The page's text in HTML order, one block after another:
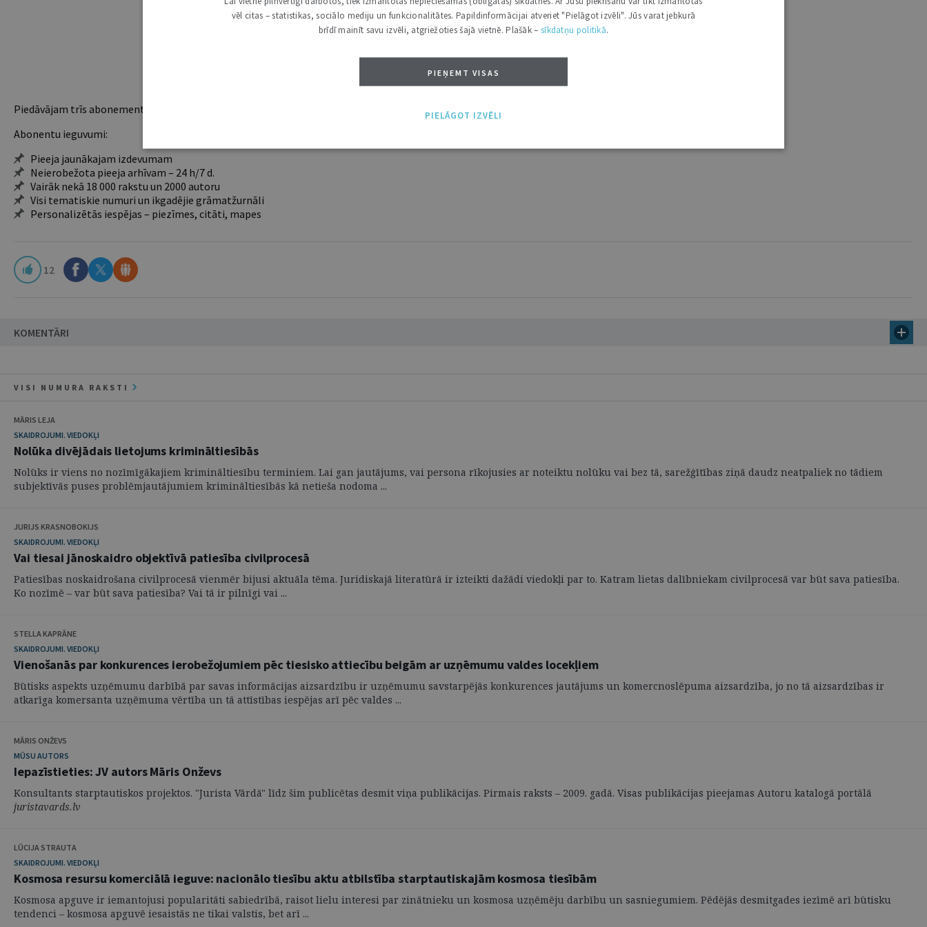
Ja vēl neesi abonents, aicinām pievienoties lasītāju pulkam.
Iegūsi tūlītēju piekļuvi digitālajam saturam!
ABONĒT
Piedāvājam trīs abonementu veidus. Vienam lietotājam piemērotākais ir "Mazais" (3, 6 un 12 mēnešiem).
Abonentu ieguvumi:
Pieeja jaunākajam izdevumam
Neierobežota pieeja arhīvam – 24 h/7 d.
Vairāk nekā 18 000 rakstu un 2000 autoru
Visi tematiskie numuri un ikgadējie grāmatžurnāli
Personalizētās iespējas – piezīmes, citāti, mapes
12
KOMENTĀRI
VISI NUMURA RAKSTI
MĀRIS LEJA
SKAIDROJUMI. VIEDOKĻI
Nolūka divējādais lietojums krimināltiesībās
Nolūks ir viens no nozīmīgākajiem krimināltiesību terminiem. Lai gan jautājums, vai persona rīkojusies ar noteiktu nolūku vai bez tā, sarežģītības ziņā daudz neatpaliek no tādiem
subjektīvās puses problēmjautājumiem krimināltiesībās kā netieša nodoma ...
JURIJS KRASNOBOKIJS
SKAIDROJUMI. VIEDOKĻI
Vai tiesai jānoskaidro objektīvā patiesība civilprocesā
Patiesības noskaidrošana civilprocesā vienmēr bijusi aktuāla tēma. Juridiskajā literatūrā ir izteikti dažādi viedokļi par to. Katram lietas dalībniekam civilprocesā var būt sava patiesība.
Ko nozīmē – var būt sava patiesība? Vai tā ir pilnīgi vai ...
STELLA KAPRĀNE
SKAIDROJUMI. VIEDOKĻI
Vienošanās par konkurences ierobežojumiem pēc tiesisko attiecību beigām ar uzņēmumu valdes locekļiem
Būtisks aspekts uzņēmumu darbībā par savas informācijas aizsardzību ir uzņēmumu savstarpējās konkurences jautājums un komercnoslēpuma aizsardzība, jo no tā aizsardzības ir
atkarīga komersanta uzņēmuma vērtība un tā attīstības iespējas arī pēc valdes ...
MĀRIS ONŽEVS
MŪSU AUTORS
Iepazīstieties: JV autors Māris Onževs
Konsultants starptautiskos projektos. "Jurista Vārdā" līdz šim publicētas desmit viņa publikācijas. Pirmais raksts – 2009. gadā. Visas publikācijas pieejamas Autoru katalogā portālā
juristavards.lv
LŪCIJA STRAUTA
SKAIDROJUMI. VIEDOKĻI
Kosmosa resursu komerciālā ieguve: nacionālo tiesību aktu atbilstība starptautiskajām kosmosa tiesībām
Kosmosa apguve ir iemantojusi popularitāti sabiedrībā, raisot lielu interesi par zinātnieku un kosmosa uzņēmēju darbību un sasniegumiem. Pēdējās desmitgades iezīmē arī būtisku
tendenci – kosmosa apguvē iesaistās ne tikai valstis, bet arī ...
vēl citas – statistikas, sociālo mediju un funkcionalitātes. Papildinformācijai atveriet "Pielāgot izvēli". Jūs varat jebkurā
brīdī mainīt savu izvēli, atgriežoties šajā vietnē. Plašāk – sīkdatņu politikā.
PIEŅEMT VISAS
PIELĀGOT IZVĒLI